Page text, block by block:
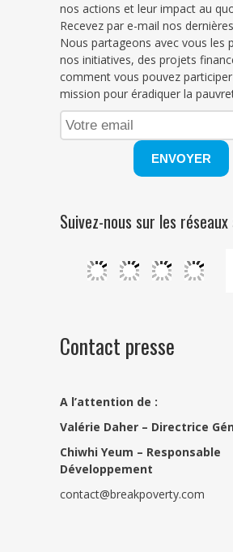
nos actions et leur impact au
Recevez par e-mail nos
Nous partageons avec vous les
nos initiatives, des projets
comment vous pouvez
mission pour éradiquer la
Suivez-nous sur les
Contact presse
A l’attention de :
Valérie Daher – Directrice
Chiwhi Yeum – Responsable
Développement
contact@breakpoverty.com